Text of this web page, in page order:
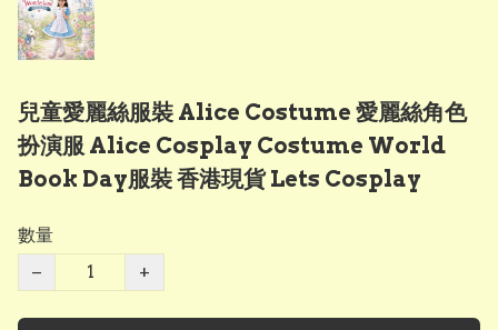
兒童愛麗絲服裝 Alice Costume 愛麗絲角色
扮演服 Alice Cosplay Costume World
Book Day服裝 香港現貨 Lets Cosplay
數量
−
+